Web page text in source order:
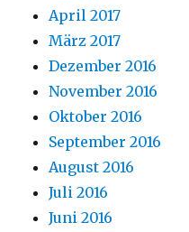
April 2017
März 2017
Dezember 2016
November 2016
Oktober 2016
September 2016
August 2016
Juli 2016
Juni 2016